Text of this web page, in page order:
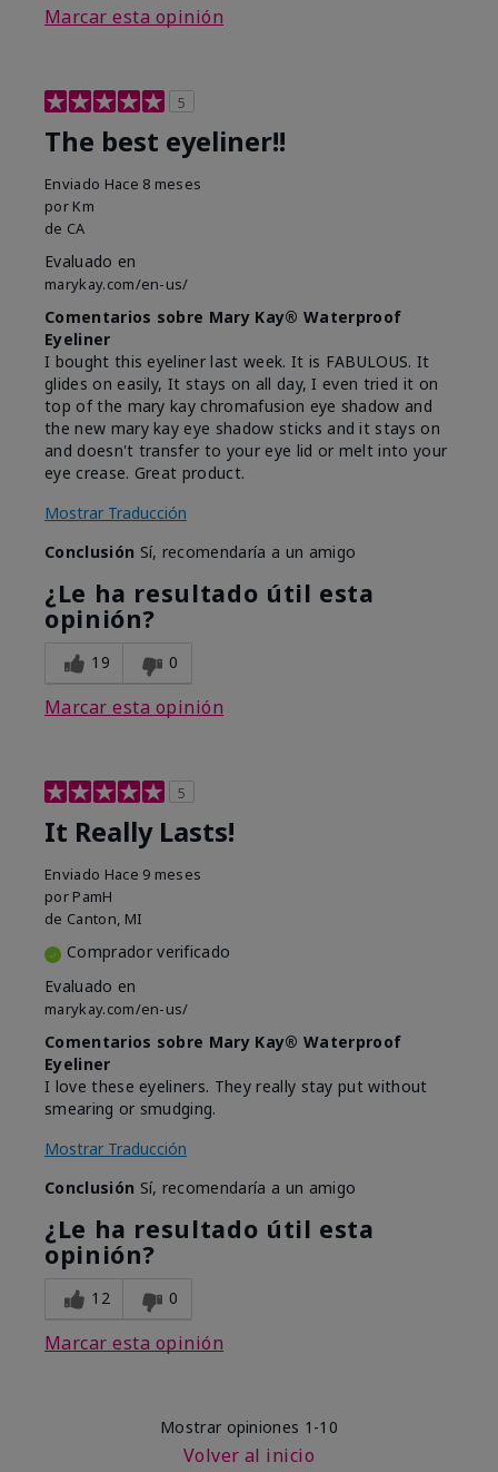
Marcar esta opinión
5
The best eyeliner!!
Enviado Hace 8 meses
por Km
de CA
Evaluado en
marykay.com/en-us/
Comentarios sobre Mary Kay® Waterproof
Eyeliner
I bought this eyeliner last week. It is FABULOUS. It
glides on easily, It stays on all day, I even tried it on
top of the mary kay chromafusion eye shadow and
the new mary kay eye shadow sticks and it stays on
and doesn't transfer to your eye lid or melt into your
eye crease. Great product.
Mostrar Traducción
Conclusión Sí, recomendaría a un amigo
¿Le ha resultado útil esta
opinión?
19 0
Marcar esta opinión
5
It Really Lasts!
Enviado Hace 9 meses
por PamH
de Canton, MI
Comprador verificado
Evaluado en
marykay.com/en-us/
Comentarios sobre Mary Kay® Waterproof
Eyeliner
I love these eyeliners. They really stay put without
smearing or smudging.
Mostrar Traducción
Conclusión Sí, recomendaría a un amigo
¿Le ha resultado útil esta
opinión?
12 0
Marcar esta opinión
Mostrar opiniones 1-10
Volver al inicio